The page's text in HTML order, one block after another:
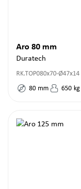
Aro 80 mm
Duratech
RK.TOP080x70-Ø47x14
80 mm 650 kg